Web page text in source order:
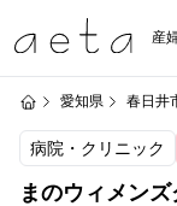
産
愛知県 春日井
病院・クリニック
まのウィメン